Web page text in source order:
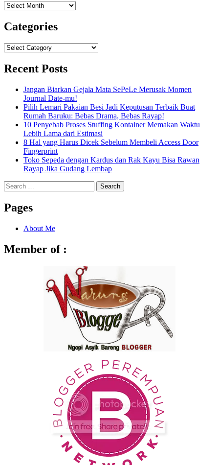
Archives
Categories
Categories
Recent Posts
Jangan Biarkan Gejala Mata SePeLe Merusak Momen
Journal Date-mu!
Pilih Lemari Pakaian Besi Jadi Keputusan Terbaik Buat
Rumah Baruku: Bebas Drama, Bebas Rayap!
10 Penyebab Proses Stuffing Kontainer Memakan Waktu
Lebih Lama dari Estimasi
8 Hal yang Harus Dicek Sebelum Membeli Access Door
Fingerprint
Toko Sepeda dengan Kardus dan Rak Kayu Bisa Rawan
Rayap Jika Gudang Lembap
Search
for:
Pages
About Me
Member of :